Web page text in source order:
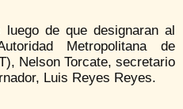
de que designaran al
Metropolitana de
Nelson Torcate, secretario
Luis Reyes Reyes.